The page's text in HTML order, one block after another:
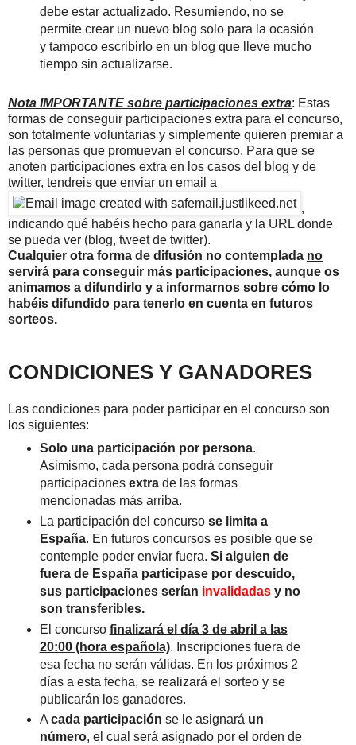
debe estar actualizado. Resumiendo, no se
permite crear un nuevo blog solo para la ocasión
y tampoco escribirlo en un blog que lleve mucho
tiempo sin actualizarse.
Nota IMPORTANTE sobre participaciones extra: Estas
formas de conseguir participaciones extra para el concurso,
son totalmente voluntarias y simplemente quieren premiar a
las personas que promuevan el concurso. Para que se
anoten participaciones extra en los casos del blog y de
twitter, tendreis que enviar un email a
,
indicando qué habéis hecho para ganarla y la URL donde
se pueda ver (blog, tweet de twitter).
Cualquier otra forma de difusión no contemplada no
servirá para conseguir más participaciones, aunque os
animamos a difundirlo y a informarnos sobre cómo lo
habéis difundido para tenerlo en cuenta en futuros
sorteos.
CONDICIONES Y GANADORES
Las condiciones para poder participar en el concurso son
los siguientes:
Solo una participación por persona.
Asimismo, cada persona podrá conseguir
participaciones extrade las formas
mencionadas más arriba.
La participación del concurso se limita a
España. En futuros concursos es posible que se
contemple poder enviar fuera. Si alguien de
fuera de España participase por descuido,
sus participaciones serían invalidadasy no
son transferibles.
El concurso finalizará el día 3 de abril a las
20:00 (hora española). Inscripciones fuera de
esa fecha no serán válidas. En los próximos 2
días a esta fecha, se realizará el sorteo y se
publicarán los ganadores.
Acada participación se le asignará un
número, el cual será asignado por el orden de